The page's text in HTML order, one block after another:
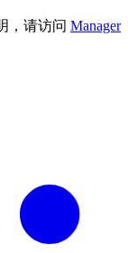
，请访问 Manager